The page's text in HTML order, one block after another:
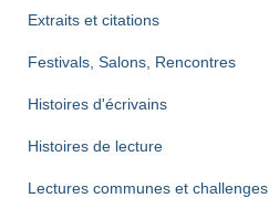
Extraits et citations
Festivals, Salons, Rencontres
Histoires d'écrivains
Histoires de lecture
Lectures communes et challenges